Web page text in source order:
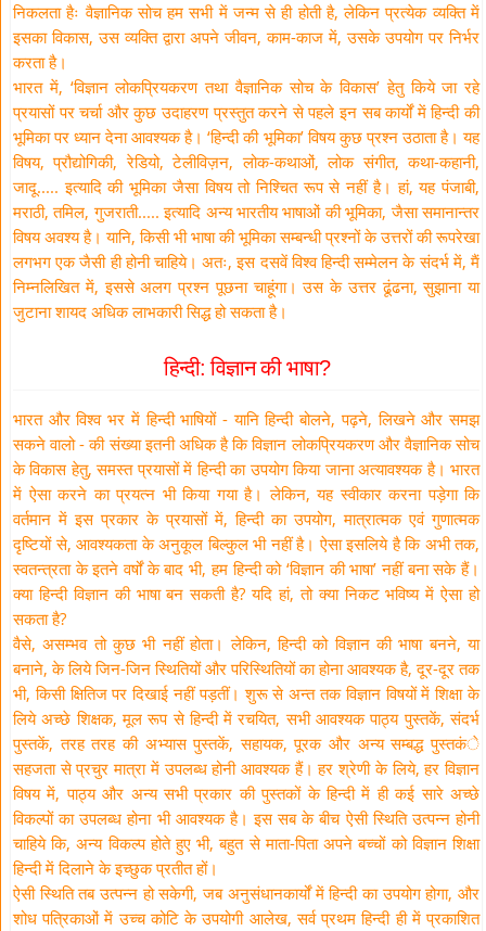
निकलता हैः वैज्ञानिक सोच हम सभी में जन्म से ही होती है, लेकिन प्रत्येक व्यक्ति में
इसका विकास, उस व्यक्ति द्वारा अपने जीवन, काम-काज में, उसके उपयोग पर निर्भर
करता है।
भारत में, ‘विज्ञान लोकप्रियकरण तथा वैज्ञानिक सोच के विकास’ हेतु किये जा रहे
प्रयासों पर चर्चा और कुछ उदाहरण प्रस्तुत करने से पहले इन सब कार्यों में हिन्दी की
भूमिका पर ध्यान देना आवश्यक है। ‘हिन्दी की भूमिका’ विषय कुछ प्रश्न उठाता है। यह
विषय, प्रौद्योगिकी, रेडियो, टेलीविज़न, लोक-कथाओं, लोक संगीत, कथा-कहानी,
जादू..... इत्यादि की भूमिका जैसा विषय तो निश्चित रूप से नहीं है। हां, यह पंजाबी,
मराठी, तमिल, गुजराती..... इत्यादि अन्य भारतीय भाषाओं की भूमिका, जैसा समानान्तर
विषय अवश्य है। यानि, किसी भी भाषा की भूमिका सम्बन्धी प्रश्नों के उत्तरों की रूपरेखा
लगभग एक जैसी ही होनी चाहिये। अतः, इस दसवें विश्व हिन्दी सम्मेलन के संदर्भ में, मैं
निम्नलिखित में, इससे अलग प्रश्न पूछना चाहूंगा। उस के उत्तर ढूंढना, सुझाना या
जुटाना शायद अधिक लाभकारी सिद्ध हो सकता है।
हिन्दी: विज्ञान की भाषा?
भारत और विश्व भर में हिन्दी भाषियों - यानि हिन्दी बोलने, पढ़ने, लिखने और समझ
सकने वालो - की संख्या इतनी अधिक है कि विज्ञान लोकप्रियकरण और वैज्ञानिक सोच
के विकास हेतु, समस्त प्रयासों में हिन्दी का उपयोग किया जाना अत्यावश्यक है। भारत
में ऐसा करने का प्रयत्न भी किया गया है। लेकिन, यह स्वीकार करना पड़ेगा कि
वर्तमान में इस प्रकार के प्रयासों में, हिन्दी का उपयोग, मात्रात्मक एवं गुणात्मक
दृष्टियों से, आवश्यकता के अनुकूल बिल्कुल भी नहीं है। ऐसा इसलिये है कि अभी तक,
स्वतन्त्रता के इतने वर्षों के बाद भी, हम हिन्दी को ‘विज्ञान की भाषा’ नहीं बना सके हैं।
क्या हिन्दी विज्ञान की भाषा बन सकती है? यदि हां, तो क्या निकट भविष्य में ऐसा हो
सकता है?
वैसे, असम्भव तो कुछ भी नहीं होता। लेकिन, हिन्दी को विज्ञान की भाषा बनने, या
बनाने, के लिये जिन-जिन स्थितियों और परिस्थितियों का होना आवश्यक है, दूर-दूर तक
भी, किसी क्षितिज पर दिखाई नहीं पड़तीं। शुरू से अन्त तक विज्ञान विषयों में शिक्षा के
लिये अच्छे शिक्षक, मूल रूप से हिन्दी में रचयित, सभी आवश्यक पाठ्य पुस्तकें, संदर्भ
पुस्तकें, तरह तरह की अभ्यास पुस्तकें, सहायक, पूरक और अन्य सम्बद्ध पुस्तकंे
सहजता से प्रचुर मात्रा में उपलब्ध होनी आवश्यक हैं। हर श्रेणी के लिये, हर विज्ञान
विषय में, पाठ्य और अन्य सभी प्रकार की पुस्तकों के हिन्दी में ही कई सारे अच्छे
विकल्पों का उपलब्ध होना भी आवश्यक है। इस सब के बीच ऐसी स्थिति उत्पन्न होनी
चाहिये कि, अन्य विकल्प होते हुए भी, बहुत से माता-पिता अपने बच्चों को विज्ञान शिक्षा
हिन्दी में दिलाने के इच्छुक प्रतीत हों।
ऐसी स्थिति तब उत्पन्न हो सकेगी, जब अनुसंधानकार्यों में हिन्दी का उपयोग होगा, और
शोध पत्रिकाओं में उच्च कोटि के उपयोगी आलेख, सर्व प्रथम हिन्दी ही में प्रकाशित